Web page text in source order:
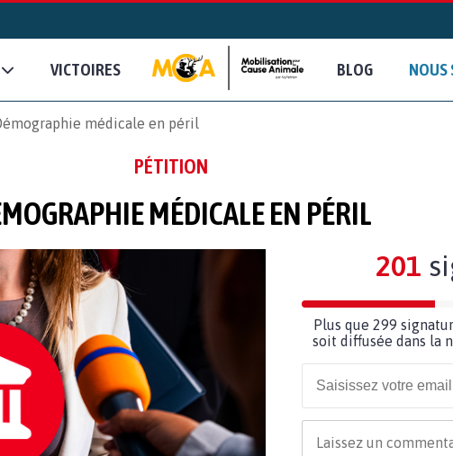
VICTOIRES BLOG NOUS
médicale en péril
PÉTITION
MÉDICALE EN PÉRIL
201
Plus que 299
soit diffusée dans la